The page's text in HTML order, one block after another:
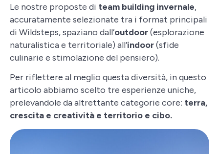
Le nostre proposte di team building invernale,
accuratamente selezionate tra i format principali
di Wildsteps, spaziano dall’outdoor(esplorazione
naturalistica e territoriale) all’indoor(sfide
culinarie e stimolazione del pensiero).
Per riflettere al meglio questa diversità, in questo
articolo abbiamo scelto tre esperienze uniche,
prelevandole da altrettante categorie core: terra,
crescita e creatività e territorio e cibo.